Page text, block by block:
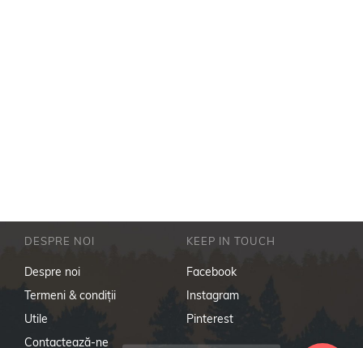
DESPRE NOI
Despre noi
Termeni & condiţii
Utile
Contactează-ne
KEEP IN TOUCH
Facebook
Instagram
Pinterest